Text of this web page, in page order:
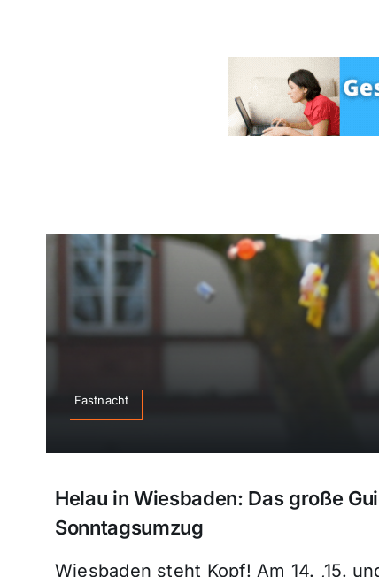
Fastnacht
Helau in Wiesbaden: Das große
Sonntagsumzug
Wiesbaden steht Kopf! Am 14. ,15.